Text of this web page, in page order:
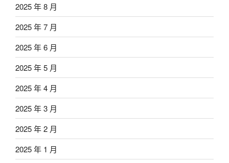
2025 年 8 月
2025 年 7 月
2025 年 6 月
2025 年 5 月
2025 年 4 月
2025 年 3 月
2025 年 2 月
2025 年 1 月